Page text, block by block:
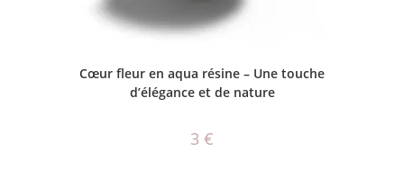
Cœur fleur en aqua résine – Une touche
d’élégance et de nature
3 €